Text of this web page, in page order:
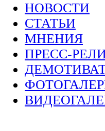
НОВОСТИ
СТАТЬИ
МНЕНИЯ
ПРЕСС-